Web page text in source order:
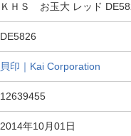
ＫＨＳ お玉大 レッド
DE5826
貝印｜Kai Corporation
12639455
2014年10月01日